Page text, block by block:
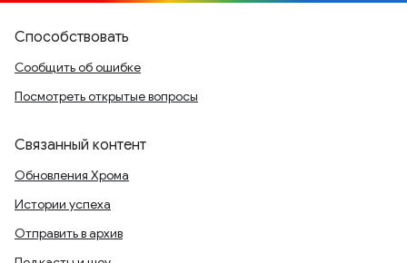
Способствовать
Сообщить об ошибке
Посмотреть открытые вопросы
Связанный контент
Обновления Хрома
Истории успеха
Отправить в архив